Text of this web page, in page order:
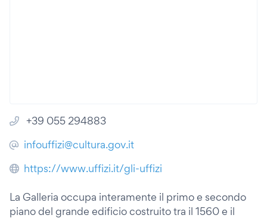
+39 055 294883
infouffizi@cultura.gov.it
https://www.uffizi.it/gli-uffizi
La Galleria occupa interamente il primo e secondo
piano del grande edificio costruito tra il 1560 e il